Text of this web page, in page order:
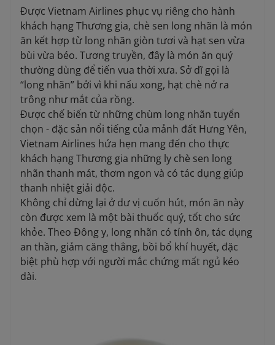
Được Vietnam Airlines phục vụ riêng cho hành
khách hạng Thương gia, chè sen long nhãn là món
ăn kết hợp từ long nhãn giòn tươi và hạt sen vừa
bùi vừa béo. Tương truyền, đây là món ăn quý
thường dùng để tiến vua thời xưa. Sở dĩ gọi là
“long nhãn” bởi vì khi nấu xong, hạt chè nở ra
trông như mắt của rồng.
Được chế biến từ những chùm long nhãn tuyển
chọn - đặc sản nổi tiếng của mảnh đất Hưng Yên,
Vietnam Airlines hứa hẹn mang đến cho thực
khách hạng Thương gia những ly chè sen long
nhãn thanh mát, thơm ngon và có tác dụng giúp
thanh nhiệt giải độc.
Không chỉ dừng lại ở dư vị cuốn hút, món ăn này
còn được xem là một bài thuốc quý, tốt cho sức
khỏe. Theo Đông y, long nhãn có tính ôn, tác dụng
an thần, giảm căng thẳng, bồi bổ khí huyết, đặc
biệt phù hợp với người mắc chứng mất ngủ kéo
dài.